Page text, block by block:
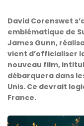
David Corenswet
emblématique de
James Gunn,
vient d’officialiser
nouveau film,
débarquera dans
Unis. Ce devrait
France.